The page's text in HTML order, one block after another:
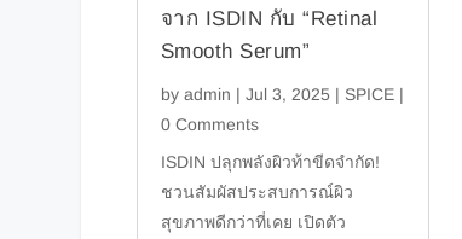
จาก ISDIN กับ “Retinal
Smooth Serum”
by admin | Jul 3, 2025| SPICE|
0 Comments
ISDIN ปลุกพลังผิวท้าขีดจำกัด!
ชวนสัมผัสประสบการณ์ผิว
สุขภาพดีกว่าที่เคย เปิดตัว